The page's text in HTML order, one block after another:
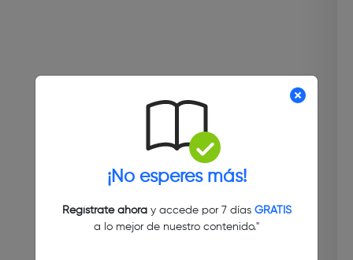
¡No esperes más!
Regístrate ahoray accede por 7 días GRATIS
a lo mejor de nuestro contenido."